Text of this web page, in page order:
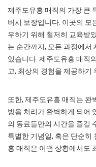
제주도유흥 매직의 가장 큰
버시 보장입니다. 이곳의 모
우하기 위해 철저히 교육받
는 순간까지, 모든 과정에서
있습니다. 제주도유흥 매직
고, 최상의 경험을 제공하기
또한, 제주도유흥 매직는 완
방음 처리가 완벽하게 되어
의 동료들만의 시간을 즐길
특별한 기념일, 혹은 단순히
흥 매직은 어떤 상황에서도